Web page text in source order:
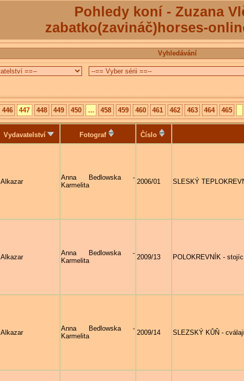
Pohledy koní - Zuzana
zabatko(zavináč)horses-
Vyhledávání
446 447 448 449 450 ... 458 459 460 461 462 463 464 465
Vydavatelství Fotograf Číslo
Alkazar
Anna Bedlowska -
Karmelita
2006/01 SLESKÝ
Alkazar
Anna Bedlowska -
Karmelita
2009/13 POLOKREVNÍK -
Alkazar
Anna Bedlowska -
Karmelita
2009/14 SLEZSKÝ KŮŇ -